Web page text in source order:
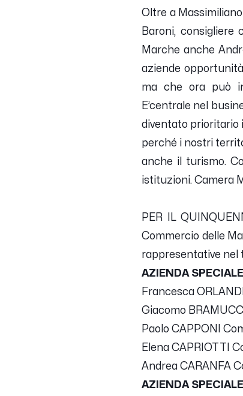
Oltre a
Baroni, consigliere
Marche anche
aziende
ma che ora può
E’centrale nel
diventato prioritario
perché i nostri
anche il turismo.
istituzioni. Camera
PER IL
Commercio delle
rappresentative nel
AZIENDA
Francesca
Giacomo
Paolo CAPPONI
Elena CAPRIOTTI
Andrea CARANFA
AZIENDA